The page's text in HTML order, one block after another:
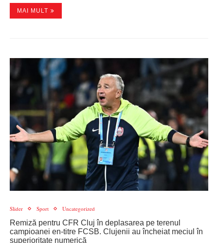
MAI MULT
Slider Sport Uncategorized
Remiză pentru CFR Cluj în deplasarea pe terenul
campioanei en-titre FCSB. Clujenii au încheiat meciul în
superioritate numerică